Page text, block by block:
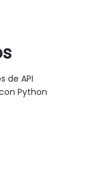
de API
Python